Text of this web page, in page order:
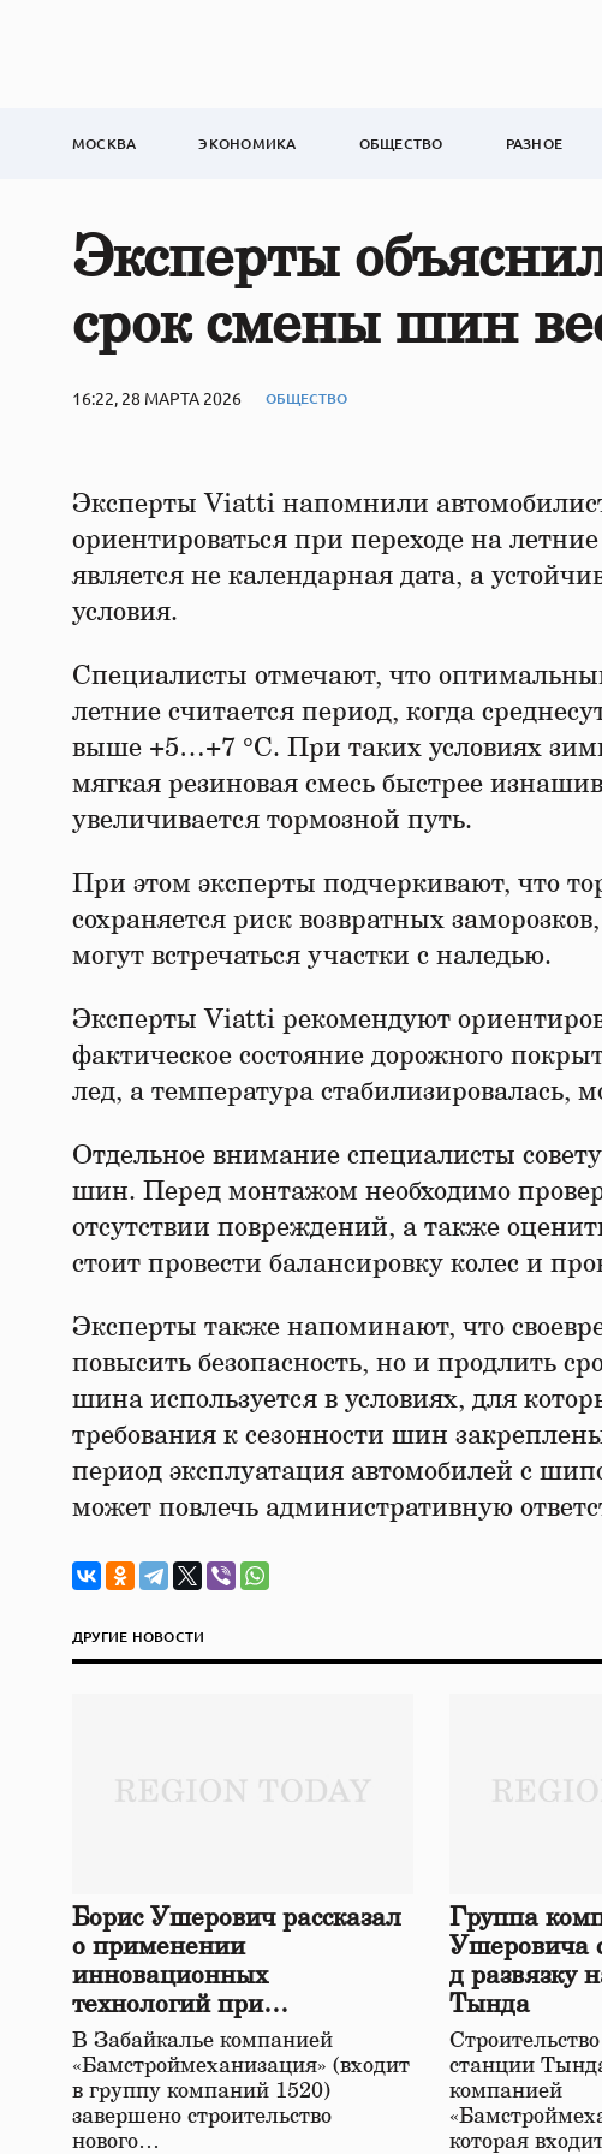
МОСКВА ЭКОНОМИКА ОБЩЕСТВО РАЗНОЕ
Эксперты
срок смены шин
16:22, 28 МАРТА 2026 ОБЩЕСТВО
Эксперты Viatti напомнили
ориентироваться при переходе на
является не календарная дата, а
условия.
Специалисты отмечают, что
летние считается период, когда
выше +5…+7 °C. При таких условиях
мягкая резиновая смесь быстрее
увеличивается тормозной путь.
При этом эксперты подчеркивают, что
сохраняется риск возвратных
могут встречаться участки с наледью.
Эксперты Viatti рекомендуют
фактическое состояние дорожного
лед, а температура стабилизировалась,
Отдельное внимание специалисты
шин. Перед монтажом необходимо
отсутствии повреждений, а также
стоит провести балансировку колес и
Эксперты также напоминают, что
повысить безопасность, но и продлить
шина используется в условиях, для
требования к сезонности шин
период эксплуатация автомобилей с
может повлечь административную
ДРУГИЕ НОВОСТИ
Борис Ушерович рассказал
о применении
инновационных
технологий при
строительстве нового моста
в Забайкалье
В Забайкалье компанией
«Бамстроймеханизация» (входит
в группу компаний 1520)
завершено строительство
нового…
Группа
Ушеровича
д развязку
Тында
станции
компанией
которая